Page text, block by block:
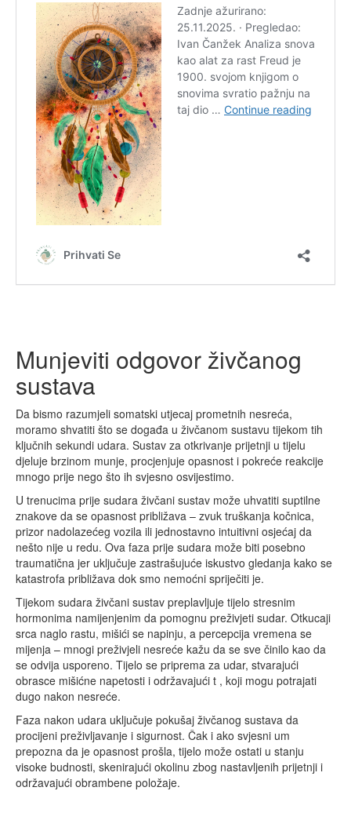
Munjeviti odgovor živčanog
sustava
Da bismo razumjeli somatski utjecaj prometnih nesreća,
moramo shvatiti što se događa u živčanom sustavu tijekom tih
ključnih sekundi udara. Sustav za otkrivanje prijetnji u tijelu
djeluje brzinom munje, procjenjuje opasnost i pokreće reakcije
mnogo prije nego što ih svjesno osvijestimo.
U trenucima prije sudara živčani sustav može uhvatiti suptilne
znakove da se opasnost približava – zvuk truškanja kočnica,
prizor nadolazećeg vozila ili jednostavno intuitivni osjećaj da
nešto nije u redu. Ova faza prije sudara može biti posebno
traumatična jer uključuje zastrašujuće iskustvo gledanja kako se
katastrofa približava dok smo nemoćni spriječiti je.
Tijekom sudara živčani sustav preplavljuje tijelo stresnim
hormonima namijenjenim da pomognu preživjeti sudar. Otkucaji
srca naglo rastu, mišići se napinju, a percepcija vremena se
mijenja – mnogi preživjeli nesreće kažu da se sve činilo kao da
se odvija usporeno. Tijelo se priprema za udar, stvarajući
obrasce mišićne napetosti i održavajući t , koji mogu potrajati
dugo nakon nesreće.
Faza nakon udara uključuje pokušaj živčanog sustava da
procijeni preživljavanje i sigurnost. Čak i ako svjesni um
prepozna da je opasnost prošla, tijelo može ostati u stanju
visoke budnosti, skenirajući okolinu zbog nastavljenih prijetnji i
održavajući obrambene položaje.